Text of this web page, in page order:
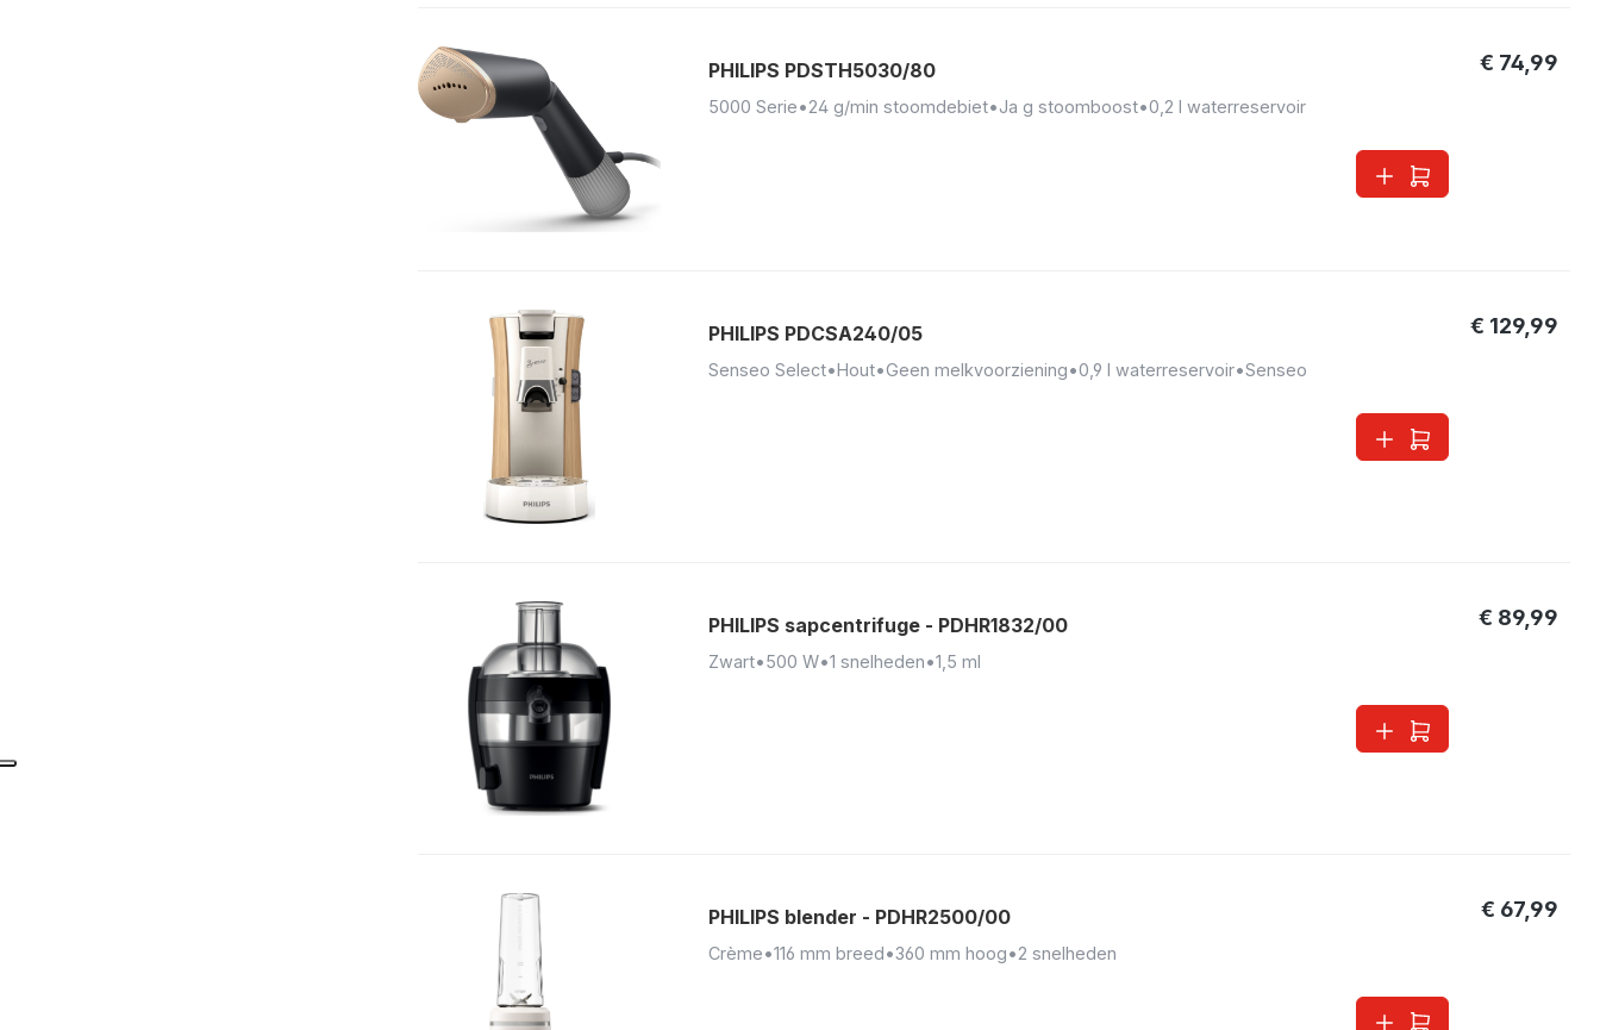
PHILIPS PDSTH5030/80
5000 Serie•24 g/min stoomdebiet•Ja g stoomboost•0,2 l waterreservoir
€ 74,99
PHILIPS PDCSA240/05
Senseo Select•Hout•Geen melkvoorziening•0,9 l waterreservoir•Senseo
€ 129,99
PHILIPS sapcentrifuge - PDHR1832/00
Zwart•500 W•1 snelheden•1,5 ml
€ 89,99
PHILIPS blender - PDHR2500/00
Crème•116 mm breed•360 mm hoog•2 snelheden
€ 67,99